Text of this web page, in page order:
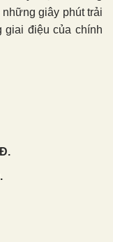
những giây phút trải
giai điệu của chính